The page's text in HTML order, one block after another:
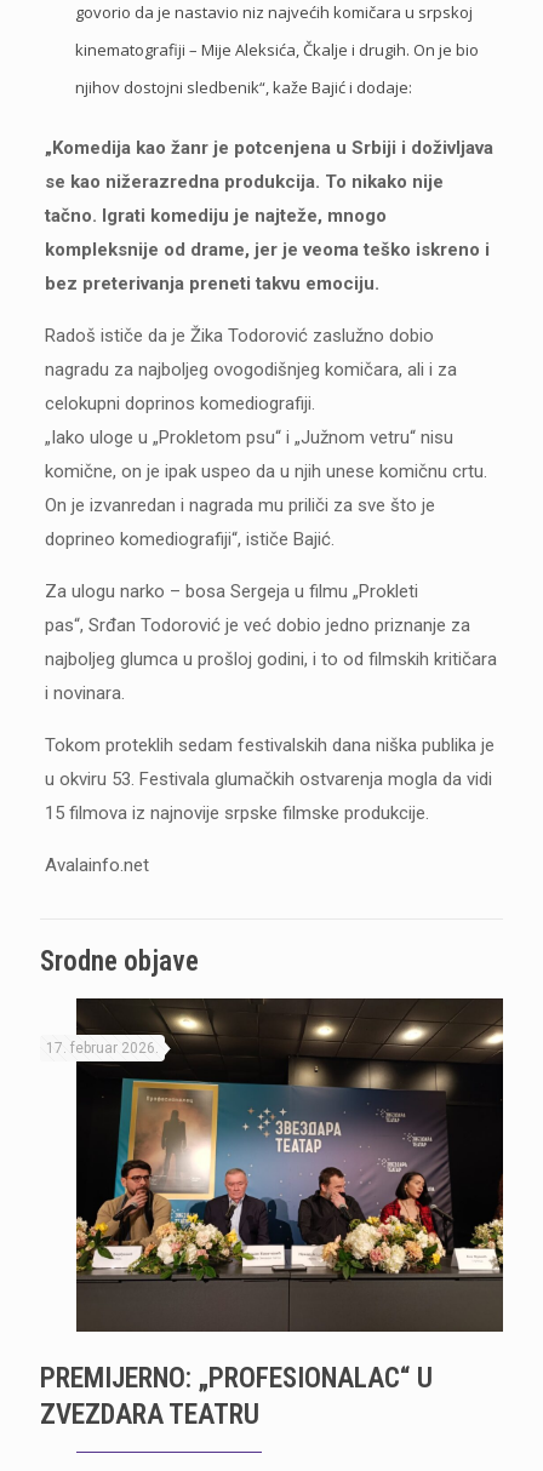
govorio da je nastavio niz najvećih komičara u srpskoj
kinematografiji – Mije Aleksića, Čkalje i drugih. On je bio
njihov dostojni sledbenik“, kaže Bajić i dodaje:
„Komedija kao žanr je potcenjena u Srbiji i doživljava
se kao nižerazredna produkcija. To nikako nije
tačno. Igrati komediju je najteže, mnogo
kompleksnije od drame, jer je veoma teško iskreno i
bez preterivanja preneti takvu emociju.
Radoš ističe da je Žika Todorović zaslužno dobio
nagradu za najboljeg ovogodišnjeg komičara, ali i za
celokupni doprinos komediografiji.
„Iako uloge u „Prokletom psu“ i „Južnom vetru“ nisu
komične, on je ipak uspeo da u njih unese komičnu crtu.
On je izvanredan i nagrada mu priliči za sve što je
doprineo komediografiji“, ističe Bajić.
Za ulogu narko – bosa Sergeja u filmu „Prokleti
pas“, Srđan Todorović je već dobio jedno priznanje za
najboljeg glumca u prošloj godini, i to od filmskih kritičara
i novinara.
Tokom proteklih sedam festivalskih dana niška publika je
u okviru 53. Festivala glumačkih ostvarenja mogla da vidi
15 filmova iz najnovije srpske filmske produkcije.
Avalainfo.net
Srodne objave
17. februar 2026.
PREMIJERNO: „PROFESIONALAC“ U
ZVEZDARA TEATRU